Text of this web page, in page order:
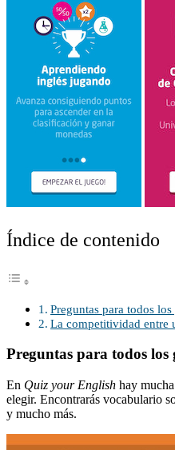
Índice de contenido
Preguntas para todos los
La competitividad entre
Preguntas para todos los
En Quiz your English hay
elegir. Encontrarás vocabulario
y mucho más.